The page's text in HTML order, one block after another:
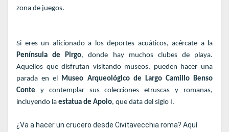
zona de juegos.
Si eres un aficionado a los deportes acuáticos, acércate a la
Península de Pirgo, donde hay muchos clubes de playa.
Aquellos que disfrutan visitando museos, pueden hacer una
parada en el Museo Arqueológico de Largo Camillo Benso
Conte y contemplar sus colecciones etruscas y romanas,
incluyendo la estatua de Apolo, que data del siglo I.
¿Va a hacer un crucero desde Civitavecchia roma? Aquí